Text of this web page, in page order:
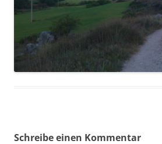
Schreibe einen Kommentar